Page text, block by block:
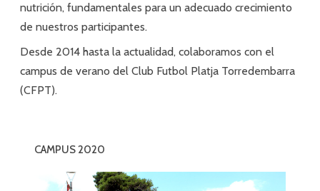
nutrición, fundamentales para un adecuado crecimiento
de nuestros participantes.
Desde 2014 hasta la actualidad, colaboramos con el
campus de verano del Club Futbol Platja Torredembarra
(CFPT).
CAMPUS 2020